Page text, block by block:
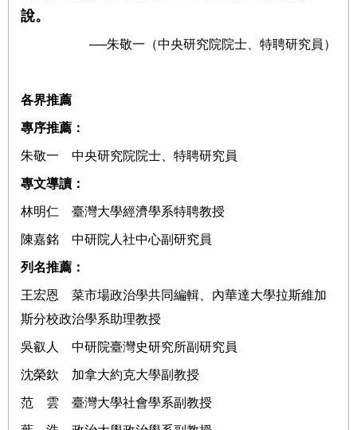
說。
──朱敬一（中央研究院院士、特聘研究員）
各界推薦
專序推薦：
朱敬一 中央研究院院士、特聘研究員
專文導讀：
林明仁 臺灣大學經濟學系特聘教授
陳嘉銘 中研院人社中心副研究員
列名推薦：
王宏恩 菜市場政治學共同編輯、內華達大學拉斯維加
斯分校政治學系助理教授
吳叡人 中研院臺灣史研究所副研究員
沈榮欽 加拿大約克大學副教授
范 雲 臺灣大學社會學系副教授